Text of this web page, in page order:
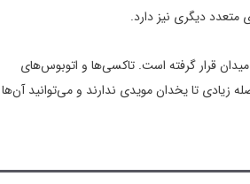
دیگری نیز دارد.
قرار گرفته است. تاکسی‌ها و اتوبوس‌های
زیادی تا یخدان مویدی ندارند و می‌توانید آن‌ها